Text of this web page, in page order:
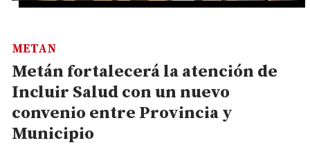
Metán fortalecerá la atención de
Incluir Salud con un nuevo
convenio entre Provincia y
Municipio
METAN